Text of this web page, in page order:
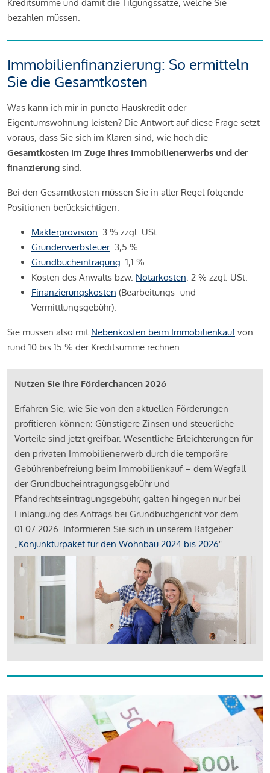
Kreditsumme und damit die Tilgungssätze, welche Sie
bezahlen müssen.
Immobilienfinanzierung: So ermitteln
Sie die Gesamtkosten
Was kann ich mir in puncto Hauskredit oder
Eigentumswohnung leisten? Die Antwort auf diese Frage setzt
voraus, dass Sie sich im Klaren sind, wie hoch die
Gesamtkosten im Zuge Ihres Immobilienerwerbs und der -
finanzierung sind.
Bei den Gesamtkosten müssen Sie in aller Regel folgende
Positionen berücksichtigen:
Maklerprovision: 3 % zzgl. USt.
Grunderwerbsteuer: 3,5 %
Grundbucheintragung: 1,1 %
Kosten des Anwalts bzw. Notarkosten: 2 % zzgl. USt.
Finanzierungskosten (Bearbeitungs- und
Vermittlungsgebühr).
Sie müssen also mit Nebenkosten beim Immobilienkaufvon
rund 10 bis 15 % der Kreditsumme rechnen.
Nutzen Sie Ihre Förderchancen 2026
Erfahren Sie, wie Sie von den aktuellen Förderungen
profitieren können: Günstigere Zinsen und steuerliche
Vorteile sind jetzt greifbar. Wesentliche Erleichterungen für
den privaten Immobilienerwerb durch die temporäre
Gebührenbefreiung beim Immobilienkauf – dem Wegfall
der Grundbucheintragungsgebühr und
Pfandrechtseintragungsgebühr, galten hingegen nur bei
Einlangung des Antrags bei Grundbuchgericht vor dem
01.07.2026. Informieren Sie sich in unserem Ratgeber:
„Konjunkturpaket für den Wohnbau 2024 bis 2026".